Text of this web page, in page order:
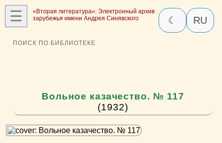
☰
«Вторая литература»: Электронный архив
зарубежья имени Андрея Синявского
☾ RU
ПОИСК ПО БИБЛИОТЕКЕ
Вольное казачество. № 117
(1932)